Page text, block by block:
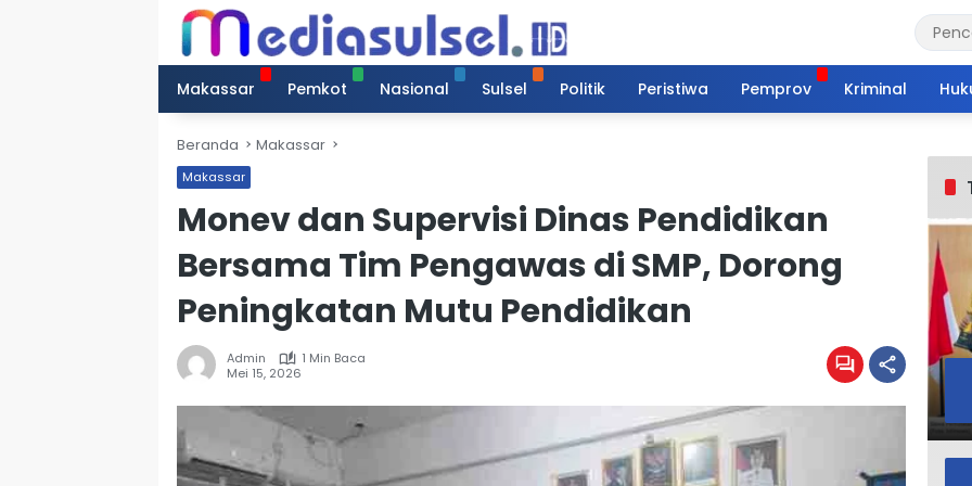
Makassar
Pemkot Nasional Sulsel Politik Peristiwa Pemprov Kriminal
Beranda Makassar
Makassar
Monev dan Supervisi Dinas Pendidikan
Bersama Tim Pengawas di SMP, Dorong
Peningkatan Mutu Pendidikan
Admin
1 Min Baca
Mei 15, 2026